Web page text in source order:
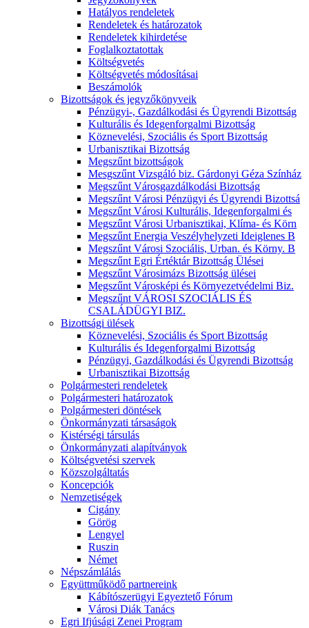
Hatályos rendeletek
Rendeletek és határozatok
Rendeletek kihirdetése
Foglalkoztatottak
Költségvetés
Költségvetés módosításai
Beszámolók
Bizottságok és jegyzőkönyveik
Pénzügyi-, Gazdálkodási és Ügyrendi Bizottság
Kulturális és Idegenforgalmi Bizottság
Köznevelési, Szociális és Sport Bizottság
Urbanisztikai Bizottság
Megszűnt bizottságok
Mesgszűnt Vizsgáló biz. Gárdonyi Géza Színház
Megszűnt Városgazdálkodási Bizottság
Megszűnt Városi Pénzügyi és Ügyrendi Bizottsá
Megszűnt Városi Kulturális, Idegenforgalmi és
Megszűnt Városi Urbanisztikai, Klíma- és Körn
Megszűnt Energia Veszélyhelyzeti Ideiglenes B
Megszűnt Városi Szociális, Urban. és Körny. B
Megszűnt Egri Értéktár Bizottság Ülései
Megszűnt Városimázs Bizottság ülései
Megszűnt Városképi és Környezetvédelmi Biz.
Megszűnt VÁROSI SZOCIÁLIS ÉS
CSALÁDÜGYI BIZ.
Bizottsági ülések
Köznevelési, Szociális és Sport Bizottság
Kulturális és Idegenforgalmi Bizottság
Pénzügyi, Gazdálkodási és Ügyrendi Bizottság
Urbanisztikai Bizottság
Polgármesteri rendeletek
Polgármesteri határozatok
Polgármesteri döntések
Önkormányzati társaságok
Kistérségi társulás
Önkormányzati alapítványok
Költségvetési szervek
Közszolgáltatás
Koncepciók
Nemzetiségek
Cigány
Görög
Lengyel
Ruszin
Német
Népszámlálás
Együttműködő partnereink
Kábítószerügyi Egyeztető Fórum
Városi Diák Tanács
Egri Ifjúsági Zenei Program